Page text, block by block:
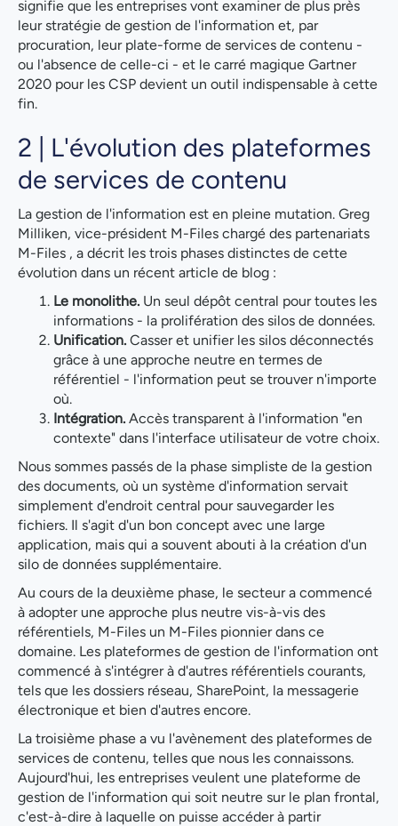
signifie que les entreprises vont examiner de plus près
leur stratégie de gestion de l'information et, par
procuration, leur plate-forme de services de contenu -
ou l'absence de celle-ci - et le carré magique Gartner
2020 pour les CSP devient un outil indispensable à cette
fin.
2 | L'évolution des plateformes
de services de contenu
La gestion de l'information est en pleine mutation. Greg
Milliken, vice-président M-Files chargé des partenariats
M-Files , a décrit les trois phases distinctes de cette
évolution dans un récent article de blog :
Le monolithe. Un seul dépôt central pour toutes les
informations - la prolifération des silos de données.
Unification. Casser et unifier les silos déconnectés
grâce à une approche neutre en termes de
référentiel - l'information peut se trouver n'importe
où.
Intégration. Accès transparent à l'information "en
contexte" dans l'interface utilisateur de votre choix.
Nous sommes passés de la phase simpliste de la gestion
des documents, où un système d'information servait
simplement d'endroit central pour sauvegarder les
fichiers. Il s'agit d'un bon concept avec une large
application, mais qui a souvent abouti à la création d'un
silo de données supplémentaire.
Au cours de la deuxième phase, le secteur a commencé
à adopter une approche plus neutre vis-à-vis des
référentiels, M-Files un M-Files pionnier dans ce
domaine. Les plateformes de gestion de l'information ont
commencé à s'intégrer à d'autres référentiels courants,
tels que les dossiers réseau, SharePoint, la messagerie
électronique et bien d'autres encore.
La troisième phase a vu l'avènement des plateformes de
services de contenu, telles que nous les connaissons.
Aujourd'hui, les entreprises veulent une plateforme de
gestion de l'information qui soit neutre sur le plan frontal,
c'est-à-dire à laquelle on puisse accéder à partir